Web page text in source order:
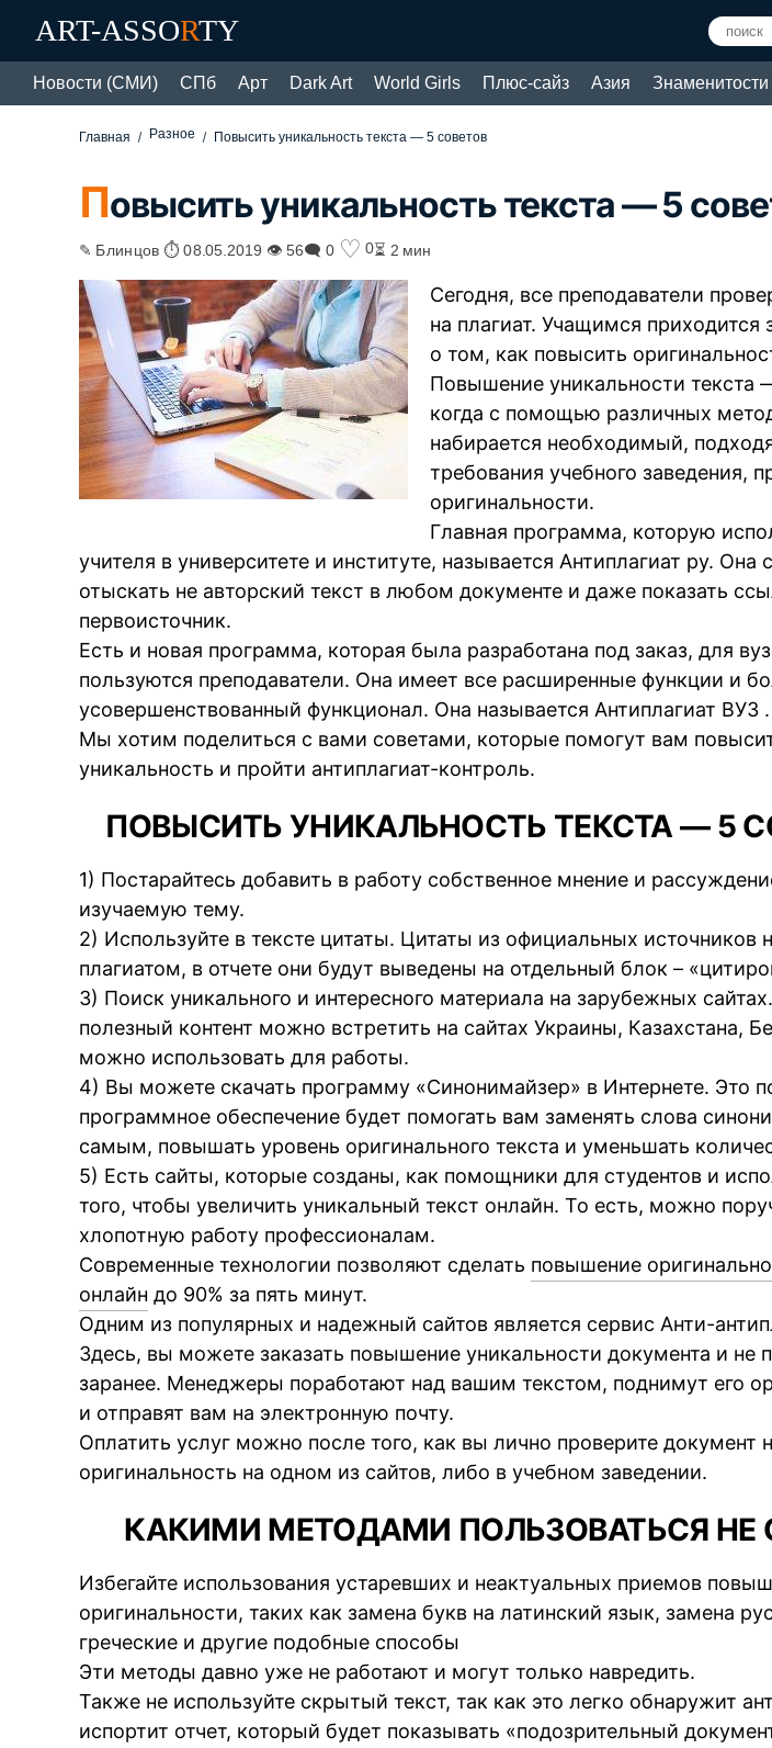
ART-ASSORTY
Новости (СМИ) СПб Арт Dark Art World Girls Плюс-сайз Азия Знаменитости
Главная Разное Повысить уникальность текста — 5 советов
Повысить уникальность текста — 5
✎ Блинцов ⏱ 08.05.2019 👁 56🗨 0 ♡ 0⏳ 2 мин
Сегодня, все преподаватели
на плагиат. Учащимся приходится
о том, как повысить
Повышение уникальности текста
когда с помощью различных
набирается необходимый,
требования учебного заведения,
оригинальности.
Главная программа, которую
учителя в университете и институте, называется Антиплагиат ру. Она
отыскать не авторский текст в любом документе и даже показать
первоисточник.
Есть и новая программа, которая была разработана под заказ, для
пользуются преподаватели. Она имеет все расширенные функции и
усовершенствованный функционал. Она называется Антиплагиат ВУЗ .
Мы хотим поделиться с вами советами, которые помогут вам
уникальность и пройти антиплагиат-контроль.
ПОВЫСИТЬ УНИКАЛЬНОСТЬ ТЕКСТА — 5
1) Постарайтесь добавить в работу собственное мнение и
изучаемую тему.
2) Используйте в тексте цитаты. Цитаты из официальных источников
плагиатом, в отчете они будут выведены на отдельный блок –
3) Поиск уникального и интересного материала на зарубежных
полезный контент можно встретить на сайтах Украины, Казахстана,
можно использовать для работы.
4) Вы можете скачать программу «Синонимайзер» в Интернете. Это
программное обеспечение будет помогать вам заменять слова
самым, повышать уровень оригинального текста и уменьшать
5) Есть сайты, которые созданы, как помощники для студентов и
того, чтобы увеличить уникальный текст онлайн. То есть, можно
хлопотную работу профессионалам.
Современные технологии позволяют сделать повышение
онлайн до 90% за пять минут.
Одним из популярных и надежный сайтов является сервис Анти-
Здесь, вы можете заказать повышение уникальности документа и не
заранее. Менеджеры поработают над вашим текстом, поднимут его
и отправят вам на электронную почту.
Оплатить услуг можно после того, как вы лично проверите документ
оригинальность на одном из сайтов, либо в учебном заведении.
КАКИМИ МЕТОДАМИ ПОЛЬЗОВАТЬСЯ НЕ
Избегайте использования устаревших и неактуальных приемов
оригинальности, таких как замена букв на латинский язык, замена
греческие и другие подобные способы
Эти методы давно уже не работают и могут только навредить.
Также не используйте скрытый текст, так как это легко обнаружит
испортит отчет, который будет показывать «подозрительный
BREAKING NEWS ///